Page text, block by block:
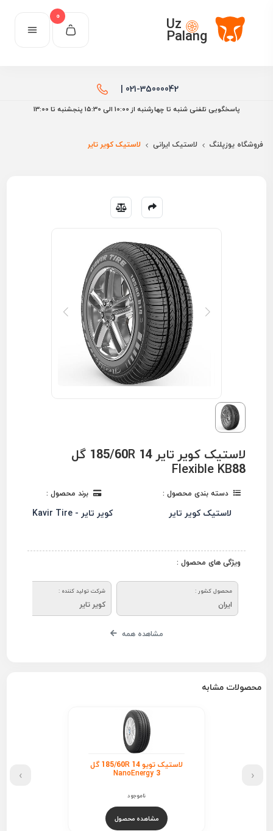
Uz
Palang
0
021-35000042 |
پاسخگویی تلفنی شنبه تا چهارشنبه از 10:00 الی ۱۵:30 پنجشنبه تا 13:00
فروشگاه یوزپلنگ لاستیک ایرانی لاستیک کویر تایر
لاستیک کویر تایر 185/60R 14 گل
Flexible KB88
دسته بندی محصول :
لاستیک کویر تایر
برند محصول :
کویر تایر - Kavir Tire
ویژگی های محصول :
محصول کشور :
ایران
شرکت تولید کننده :
کویر تایر
مشاهده همه
محصولات مشابه
لاستیک تویو 185/60R 14 گل
NanoEnergy 3
ناموجود
مشاهده محصول
‹
›